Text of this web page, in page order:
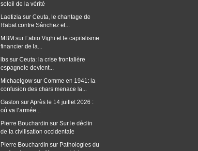
soleil de la vérité
Laetizia sur Ceuta, le chantage de
Rabat contre Sánchez et...
MBM sur Fabio Vighi et le capitalisme
financier de la...
lbs sur Ceuta: la crise frontalière
espagnole devient...
Michaelgow sur Comme en 1941: la
confusion des chars menace la...
Gaston surAprès le 14 juillet 2026 :
où va l’armée...
Pierre Bouchardin sur Sur le déclin
de la civilisation occidentale
Pierre Bouchardin sur Pathologies du